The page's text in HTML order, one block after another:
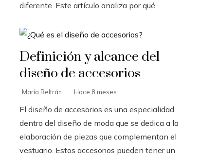
diferente. Este artículo analiza por qué ...
Definición y alcance del
diseño de accesorios
María Beltrán Hace 8 meses
El diseño de accesorios es una especialidad
dentro del diseño de moda que se dedica a la
elaboración de piezas que complementan el
vestuario. Estos accesorios pueden tener un